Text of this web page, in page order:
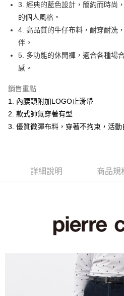
ATM付款
運送方式
每筆NT$60，滿NT$1,200(含以上)免
萊爾富取貨付款
每筆NT$60，滿NT$1,200(含以上)免
每筆NT$60，滿NT$1,200(含以上)
每筆NT$80，滿NT$1,200(含以上)免
每筆NT$80，滿NT$1,200(含以上)
3. 經典的藍色設計，簡約而時尚
的個人風格。
4. 高品質的牛仔布料，耐穿耐洗
伴。
5. 多功能的休閒褲，適合各種場
感。
銷售重點
1. 內腰頭附加LOGO止滑帶
2. 款式帥氣穿著有型
3. 優質微彈布料，穿著不拘束，活動
詳細說明 商品規